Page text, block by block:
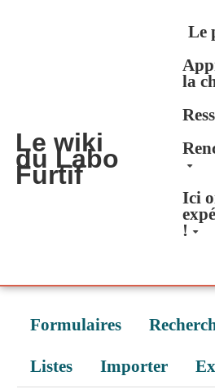
Aller au contenu principal
Le wiki
du Labo
Furtif
Le
la
Ici
!
Formulaires
Listes Importer